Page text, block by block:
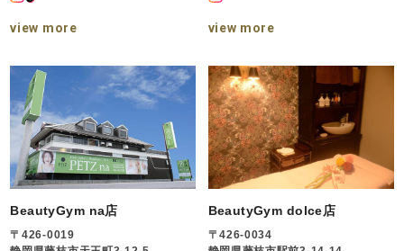
view more view more
BeautyGym na店
〒426-0019
BeautyGym dolce店
〒426-0034